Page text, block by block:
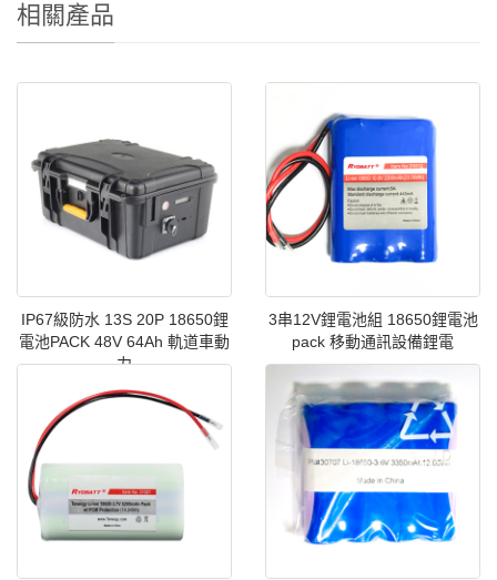
相關產品
IP67級防水 13S 20P 18650鋰
電池PACK 48V 64Ah 軌道車動
力
3串12V鋰電池組 18650鋰電池
pack 移動通訊設備鋰電